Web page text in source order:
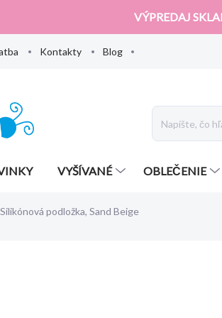
VÝPREDAJ
Kontakty Blog
VYŠÍVANÉ OBLEČENIE
Silikónová podložka, Sand Beige